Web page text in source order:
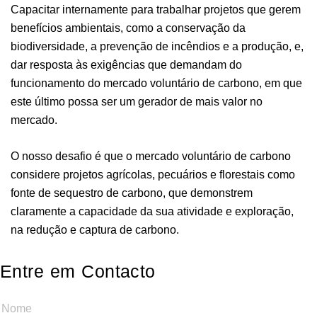
Capacitar internamente para trabalhar projetos que gerem
benefícios ambientais, como a conservação da
biodiversidade, a prevenção de incêndios e a produção, e,
dar resposta às exigências que demandam do
funcionamento do mercado voluntário de carbono, em que
este último possa ser um gerador de mais valor no
mercado.
O nosso desafio é que o mercado voluntário de carbono
considere projetos agrícolas, pecuários e florestais como
fonte de sequestro de carbono, que demonstrem
claramente a capacidade da sua atividade e exploração,
na redução e captura de carbono.
Entre em Contacto